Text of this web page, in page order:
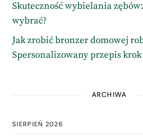
Skuteczność wybielania
wybrać?
Jak zrobić bronzer domowej
Spersonalizowany przepis
ARCHIWA
SIERPIEŃ 2026